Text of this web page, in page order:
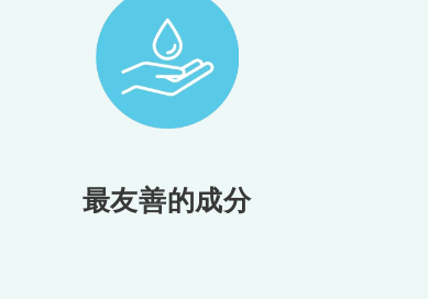
最友善的成分